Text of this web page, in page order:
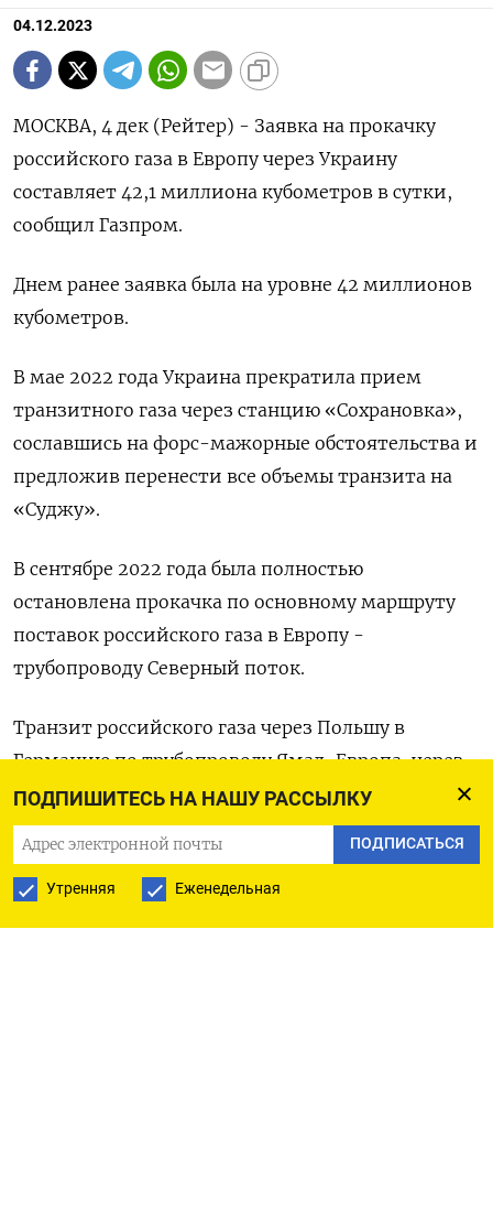
ПОДПИШИТЕСЬ НА НАШУ РАССЫЛКУ
ПОДПИСАТЬСЯ
Утренняя Еженедельная
04.12.2023
МОСКВА, 4 дек (Рейтер) - Заявка на прокачку
российского газа в Европу через Украину
составляет 42,1 миллиона кубометров в сутки,
сообщил Газпром.
Днем ранее заявка была на уровне 42 миллионов
кубометров.
В мае 2022 года Украина прекратила прием
транзитного газа через станцию «Сохрановка»,
сославшись на форс-мажорные обстоятельства и
предложив перенести все объемы транзита на
«Суджу».
В сентябре 2022 года была полностью
остановлена прокачка по основному маршруту
поставок российского газа в Европу -
трубопроводу Северный поток.
Транзит российского газа через Польшу в
Германию по трубопроводу Ямал-Европа, через
который проходило до 15% экспортных поставок
Газпрома в Европу и Турцию, был прекращен в
прошлом году после ответных санкций РФ в
отношении польского владельца газопровода.
(Московское бюро)